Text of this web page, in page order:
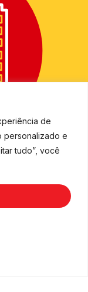
de
personalizado e
tudo”, você